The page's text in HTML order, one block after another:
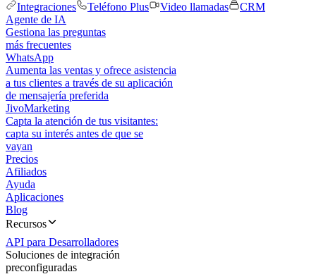
Integraciones
Teléfono Plus Video llamadas
CRM
Agente de IA
Gestiona las preguntas
más frecuentes
WhatsApp
Aumenta las ventas y ofrece asistencia
a tus clientes a través de su aplicación
de mensajería preferida
JivoMarketing
Capta la atención de tus visitantes:
capta su interés antes de que se
vayan
Precios
Afiliados
Ayuda
Aplicaciones
Blog
Recursos
API para Desarrolladores
Soluciones de integración
preconfiguradas